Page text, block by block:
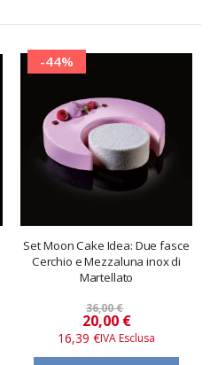
-44%
Set Moon Cake Idea: Due fasce
Cerchio e Mezzaluna inox di
Martellato
36,00 €
Prezzo
speciale
20,00 €
16,39 €